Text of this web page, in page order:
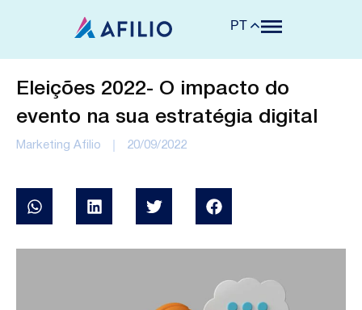
PT
Eleições 2022- O impacto do
evento na sua estratégia digital
Marketing Afilio 20/09/2022